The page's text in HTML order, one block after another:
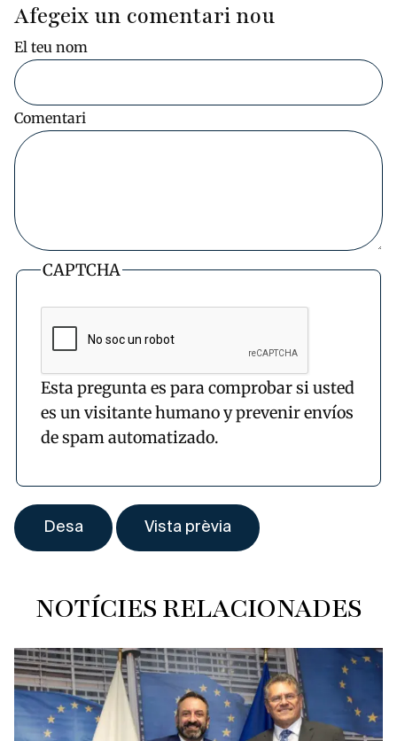
Afegeix un comentari nou
El teu nom
Comentari
CAPTCHA
Esta pregunta es para comprobar si usted
es un visitante humano y prevenir envíos
de spam automatizado.
NOTÍCIES RELACIONADES